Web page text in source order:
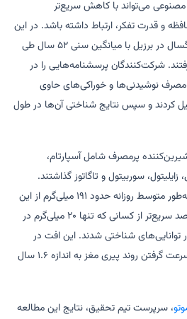
می‌تواند با کاهش سریع‌تر
و قدرت تفکر، ارتباط داشته باشد. در این
پژوهش بیش از ۱۲ هزار فرد بزرگسال در برزیل با میانگین سنی ۵۲ سال طی
شرکت‌کنندگان پرسشنامه‌هایی را در
مصرف نوشیدنی‌ها و خوراکی‌های حاوی
کردند و سپس نتایج شناختی آن‌ها در طول
پرمصرف شامل آسپارتام،
سوربیتول و تاگاتوز گذاشتند.
یافته‌ها نشان دادند افرادی که به‌طور متوسط روزانه حدود ۱۹۱ میلی‌گرم از این
ترکیبات مصرف می‌کردند، ۶۲ درصد سریع‌تر از کسانی که تنها ۲۰ میلی‌گرم در
توانایی‌های شناختی شدند. این افت در
توانایی‌های شناختی معادل با سرعت گرفتن روند پیری مغز به اندازه ۱.۶ سال
، سرپرست تیم تحقیق، نتایج این مطالعه